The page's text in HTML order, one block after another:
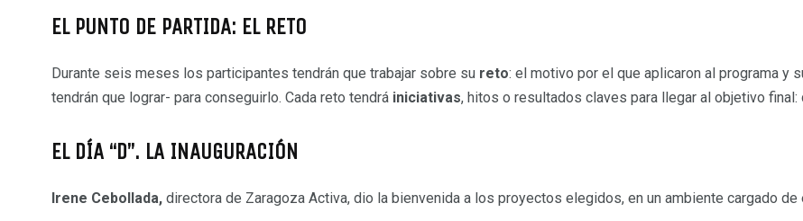
EL PUNTO DE PARTIDA: EL RETO
Durante seis meses los participantes tendrán que trabajar sobre su reto: el motivo por el que aplicaron al programa y
tendrán que lograr- para conseguirlo. Cada reto tendrá iniciativas, hitos o resultados claves para llegar al objetivo
EL DÍA “D”. LA INAUGURACIÓN
Irene Cebollada, directora de Zaragoza Activa, dio la bienvenida a los proyectos elegidos, en un ambiente cargado de